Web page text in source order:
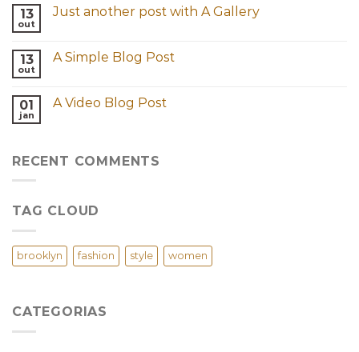
13
out
Just another post with A Gallery
13
out
A Simple Blog Post
01
jan
A Video Blog Post
RECENT COMMENTS
TAG CLOUD
brooklyn fashion style women
CATEGORIAS